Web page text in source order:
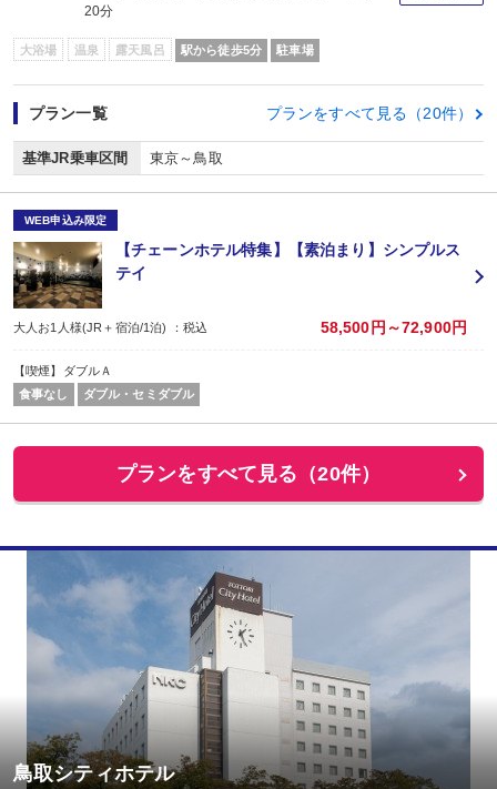
20分
大浴場 温泉 露天風呂 駅から徒歩5分 駐車場
プラン一覧 プランをすべて見る（20件）
基準JR乗車区間 東京～鳥取
WEB申込み限定
【チェーンホテル特集】【素泊まり】シンプルス
テイ
大人お1人様(JR＋宿泊/1泊) ：税込 58,500円～72,900円
【喫煙】ダブルＡ
食事なし
ダブル・セミダブル
プランをすべて見る（20件）
鳥取シティホテル